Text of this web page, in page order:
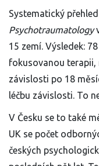
Systematický
Psychotraumatology
15 zemí. Výsledek:
fokusovanou terapii,
závislosti po 18
léčbu závislosti. To
V Česku se to také
UK se počet
českých